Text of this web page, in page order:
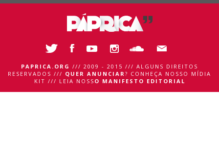
PAPRICA.ORG /// 2009 - 2015 /// ALGUNS DIREITOS
RESERVADOS /// QUER ANUNCIAR? CONHEÇA NOSSO MÍDIA
KIT /// LEIA NOSS O MANIFESTO EDITORIAL